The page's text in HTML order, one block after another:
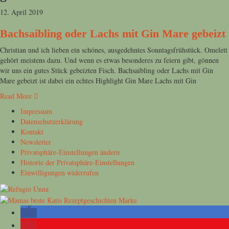
12. April 2019
Bachsaibling oder Lachs mit Gin Mare gebeizt
Christian und ich lieben ein schönes, ausgedehntes Sonntagsfrühstück. Omelett
gehört meistens dazu. Und wenn es etwas besonderes zu feiern gibt, gönnen
wir uns ein gutes Stück gebeizten Fisch. Bachsaibling oder Lachs mit Gin
Mare gebeizt ist dabei ein echtes Highlight Gin Mare Lachs mit Gin
Read More
Impressum
Datenschutzerklärung
Kontakt
Newsletter
Privatsphäre-Einstellungen ändern
Historie der Privatsphäre-Einstellungen
Einwilligungen widerrufen